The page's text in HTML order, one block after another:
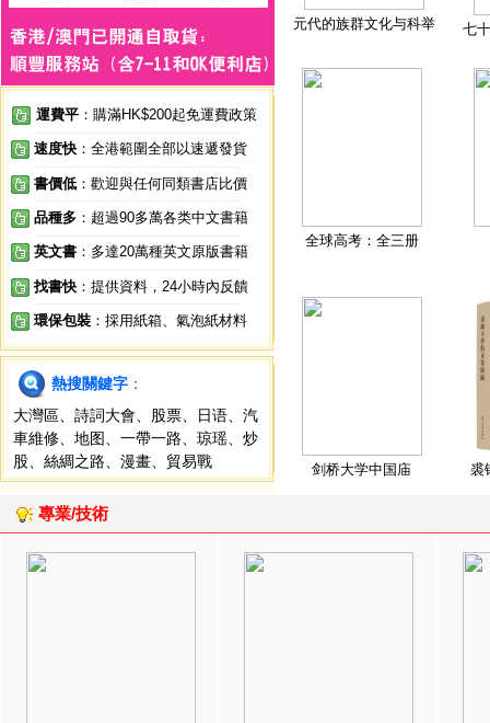
運費平 ：購滿HK$200起免運費政策
速度快 ：全港範圍全部以速遞發貨
書價低 ：歡迎與任何同類書店比價
品種多 ：超過90多萬各类中文書籍
英文書 ：多達20萬種英文原版書籍
找書快 ：提供資料，24小時內反饋
環保包裝 ：採用紙箱、氣泡紙材料
熱搜關鍵字 ：
大灣區
詩詞大會 股票 日语
汽
車維修
地图 一帶一路 琼瑶
炒
股
絲綢之路 漫畫 貿易戰
元代的族群文化与科举 七
全球高考：全三册
剑桥大学中国庙 裘
專業/技術